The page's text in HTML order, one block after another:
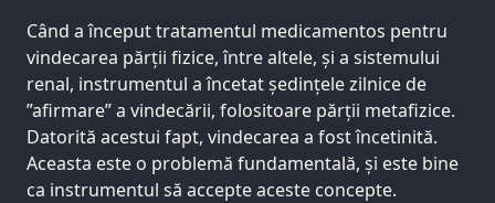
Când a început tratamentul medicamentos pentru
vindecarea părții fizice, între altele, și a sistemului
renal, instrumentul a încetat ședințele zilnice de
”afirmare” a vindecării, folositoare părții metafizice.
Datorită acestui fapt, vindecarea a fost încetinită.
Aceasta este o problemă fundamentală, și este bine
ca instrumentul să accepte aceste concepte.